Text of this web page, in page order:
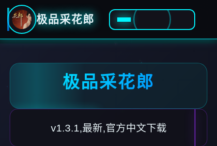
极品采花郎
极品采花郎
v1.3.1,最新,官方中文下载